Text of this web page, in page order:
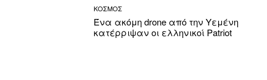
ΚΟΣΜΟΣ
Ένα ακόμη drone από την Υεμένη
κατέρριψαν οι ελληνικοί Patriot